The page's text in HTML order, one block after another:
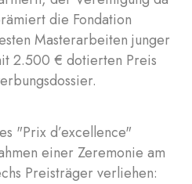
die Fondation
Masterarbeiten junger
2.500 € dotierten Preis
"Prix d’excellence"
einer Zeremonie am
Preisträger verliehen: